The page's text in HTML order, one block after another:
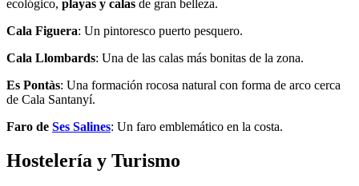
ecológico, playas y calas de gran belleza.
Cala Figuera: Un pintoresco puerto pesquero.
Cala Llombards: Una de las calas más bonitas de la zona.
Es Pontàs: Una formación rocosa natural con forma de arco cerca
de Cala Santanyí.
Faro de Ses Salines: Un faro emblemático en la costa.
Hostelería y Turismo